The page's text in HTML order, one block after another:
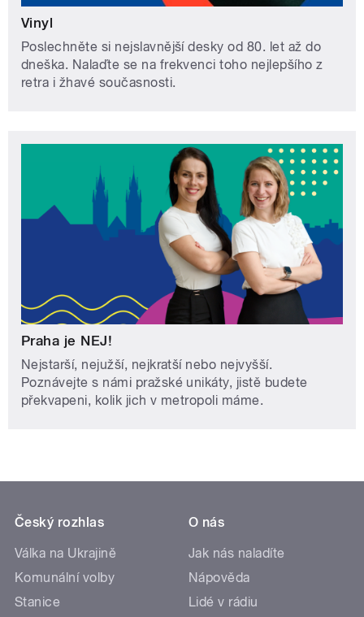
Vinyl
Poslechněte si nejslavnější desky od 80. let až do
dneška. Nalaďte se na frekvenci toho nejlepšího z
retra i žhavé současnosti.
Praha je NEJ!
Nejstarší, nejužší, nejkratší nebo nejvyšší.
Poznávejte s námi pražské unikáty, jistě budete
překvapeni, kolik jich v metropoli máme.
Český rozhlas
Válka na Ukrajině
Komunální volby
Stanice
O nás
Jak nás naladíte
Nápověda
Lidé v rádiu